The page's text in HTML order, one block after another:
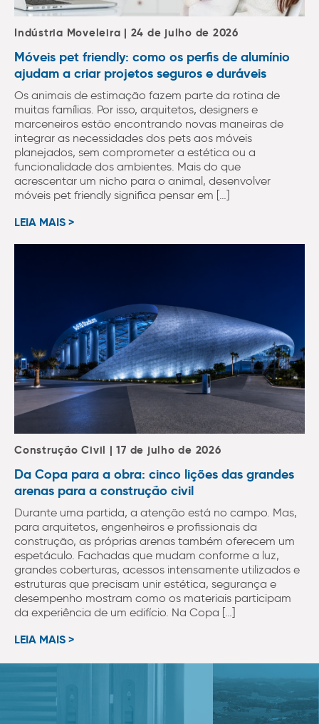
Indústria Moveleira | 24 de julho de 2026
Móveis pet friendly: como os perfis de alumínio
ajudam a criar projetos seguros e duráveis
Os animais de estimação fazem parte da rotina de
muitas famílias. Por isso, arquitetos, designers e
marceneiros estão encontrando novas maneiras de
integrar as necessidades dos pets aos móveis
planejados, sem comprometer a estética ou a
funcionalidade dos ambientes. Mais do que
acrescentar um nicho para o animal, desenvolver
móveis pet friendly significa pensar em […]
LEIA MAIS >
Construção Civil | 17 de julho de 2026
Da Copa para a obra: cinco lições das grandes
arenas para a construção civil
Durante uma partida, a atenção está no campo. Mas,
para arquitetos, engenheiros e profissionais da
construção, as próprias arenas também oferecem um
espetáculo. Fachadas que mudam conforme a luz,
grandes coberturas, acessos intensamente utilizados e
estruturas que precisam unir estética, segurança e
desempenho mostram como os materiais participam
da experiência de um edifício. Na Copa […]
LEIA MAIS >